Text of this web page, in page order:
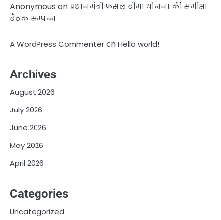
Anonymous onप्रधानमंत्री फसल बीमा योजना की समीक्षा
बैठक सम्पन्न
A WordPress CommenteronHello world!
Archives
August 2026
July 2026
June 2026
May 2026
April 2026
Categories
Uncategorized